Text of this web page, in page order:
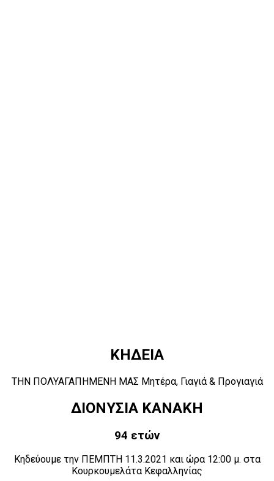
ΚΗΔΕΙΑ
ΤΗΝ ΠΟΛΥΑΓΑΠΗΜΕΝΗ ΜΑΣ Μητέρα, Γιαγιά & Προγιαγιά
ΔΙΟΝΥΣΙΑ ΚΑΝΑΚΗ
94 ετών
Κηδεύουμε την ΠΕΜΠΤΗ 11.3.2021 και ώρα 12:00 μ. στα
Κουρκουμελάτα Κεφαλληνίας